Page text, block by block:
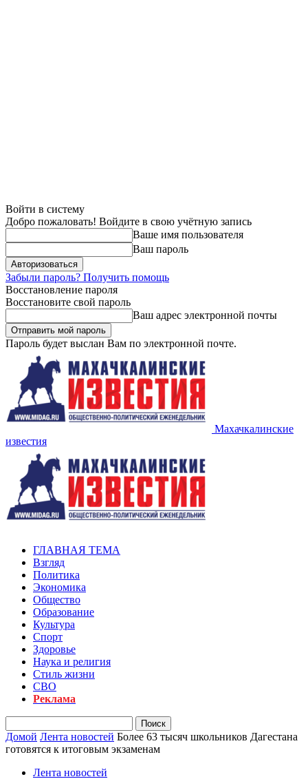
Войти в систему
Добро пожаловать! Войдите в свою учётную запись
Ваше имя пользователя
Ваш пароль
Забыли пароль? Получить помощь
Восстановление пароля
Восстановите свой пароль
Ваш адрес электронной почты
Пароль будет выслан Вам по электронной почте.
Махачкалинские
известия
ГЛАВНАЯ ТЕМА
Взгляд
Политика
Экономика
Общество
Образование
Культура
Спорт
Здоровье
Наука и религия
Стиль жизни
СВО
Реклама
Домой Лента новостей Более 63 тысяч школьников Дагестана
готовятся к итоговым экзаменам
Лента новостей